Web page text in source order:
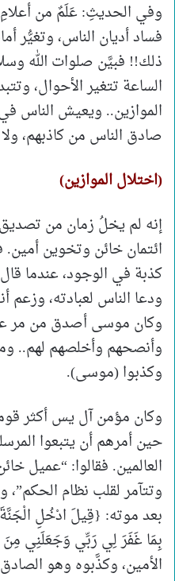
وفي الحديثِ: عَلَمٌ من أعلامِ
فساد أديان الناس، وتغيُّر
ذلك!! فبيَّن صلوات الله
الساعة تتغير الأحوال،
الموازين.. ويعيش الناس
صادق الناس من كاذبهم،
(اختلال الموازين)
إنه لم يخلُ زمان من
ائتمان خائن وتخوين
كذبة في الوجود، عندما قال
ودعا الناس لعبادته، وزعم
وكان موسى أصدق من مر
وأنصحهم وأخلصهم لهم..
وكذبوا (موسى).
وكان مؤمن آل يس أكثر
حين أمرهم أن يتبعوا
العالمين. فقالوا: “عميل
وتتآمر لقلب نظام
بعد موته: {قِيلَ ادْخُلِ
بِمَا غَفَرَ لِي رَبِّي وَجَعَلَنِي
الأمين، وكذَّبوه وهو